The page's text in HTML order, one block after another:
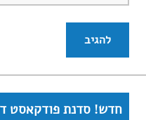
חדש! סדנת פודקאסט